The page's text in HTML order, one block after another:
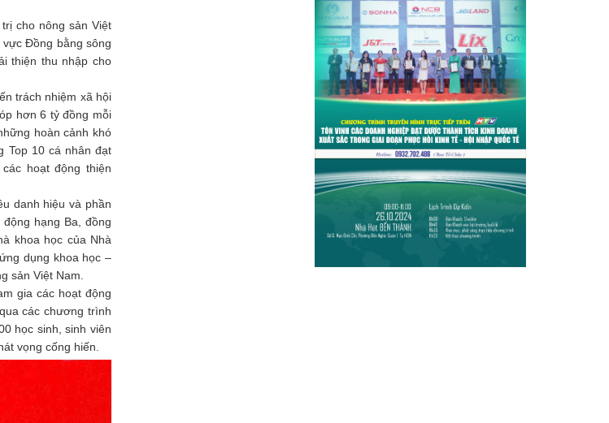
cho nông sản Việt
Đồng bằng sông
thiện thu nhập cho
trách nhiệm xã hội
hơn 6 tỷ đồng mỗi
hoàn cảnh khó
Top 10 cá nhân đạt
hoạt động thiện
danh hiệu và phần
hạng Ba, đồng
khoa học của Nhà
dụng khoa học –
sản Việt Nam.
gia các hoạt động
các chương trình
học sinh, sinh viên
vọng cống hiến.